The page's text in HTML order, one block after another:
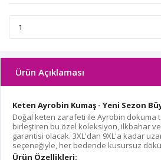
Ürün Açıklaması
Keten Ayrobin Kumaş - Yeni Sezon
Doğal keten zarafeti ile Ayrobin
birleştiren bu özel koleksiyon, ilkbahar ve
garantisi olacak. 3XL'dan 9XL'a kadar
seçeneğiyle, her bedende kusursuz
Ürün Özellikleri: